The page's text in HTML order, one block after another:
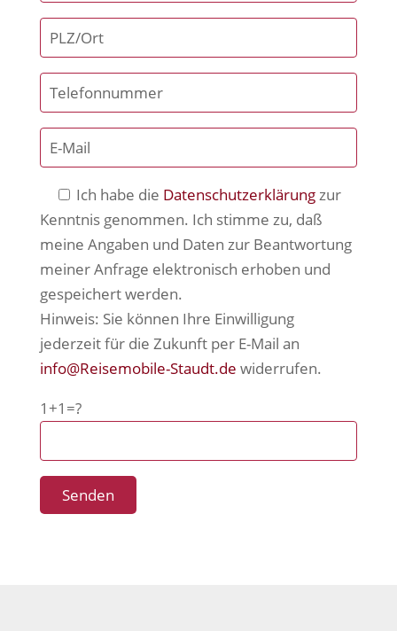
Ich habe die Datenschutzerklärungzur
Kenntnis genommen. Ich stimme zu, daß
meine Angaben und Daten zur Beantwortung
meiner Anfrage elektronisch erhoben und
gespeichert werden.
Hinweis: Sie können Ihre Einwilligung
jederzeit für die Zukunft per E-Mail an
info@Reisemobile-Staudt.de widerrufen.
1+1=?